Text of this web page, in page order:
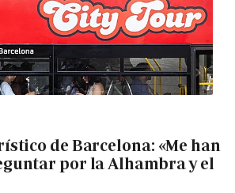
de Barcelona: «Me han
por la Alhambra y el